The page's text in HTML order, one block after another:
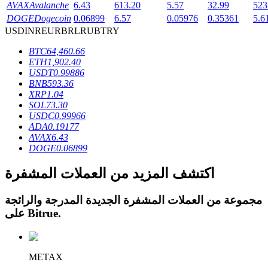
القروض
خدمة الاقتراض المدعومة بالعملات المشفرة
AVAXAvalanche 6.43 613.20 5.57 32.99
DOGEDogecoin 0.06899 6.57 0.05976 0.35361
USDINREURBRLRUBTRY
BTC64,460.66
ETH1,902.40
USDT0.99886
BNB593.36
XRP1.04
SOL73.30
USDC0.99966
ADA0.19177
AVAX6.43
DOGE0.06899
اكتشف المزيد من العملات المشفرة
مجموعة من العملات المشفرة الجديدة المدرجة والرائجة
Bitrue.
METAX